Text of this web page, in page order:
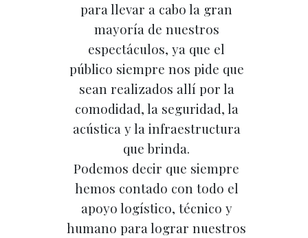
para llevar a cabo la gran
mayoría de nuestros
espectáculos, ya que el
público siempre nos pide que
sean realizados allí por la
comodidad, la seguridad, la
acústica y la infraestructura
que brinda.
Podemos decir que siempre
hemos contado con todo el
apoyo logístico, técnico y
humano para lograr nuestros